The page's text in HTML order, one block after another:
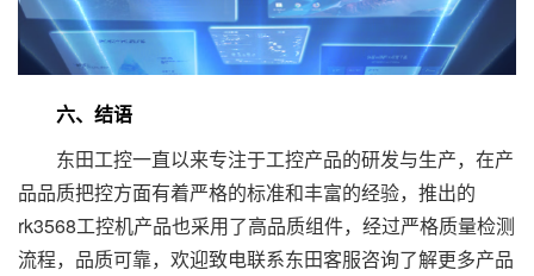
六、结语
东田工控一直以来专注于工控产品的研发与生产，在产
品品质把控方面有着严格的标准和丰富的经验，推出的
rk3568工控机产品也采用了高品质组件，经过严格质量检测
流程，品质可靠，欢迎致电联系东田客服咨询了解更多产品